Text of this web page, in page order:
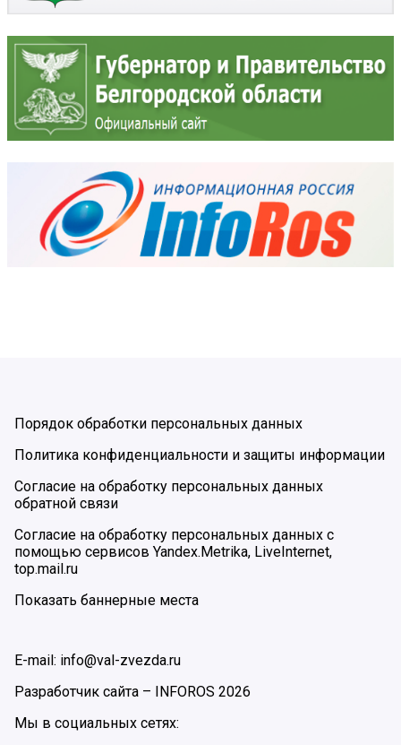
Порядок обработки персональных данных
Политика конфиденциальности и защиты информации
Согласие на обработку персональных данных
обратной связи
Согласие на обработку персональных данных с
помощью сервисов Yandex.Metrika, LiveInternet,
top.mail.ru
Показать баннерные места
E-mail: info@val-zvezda.ru
Разработчик сайта –
INFOROS 2026
Мы в социальных сетях: